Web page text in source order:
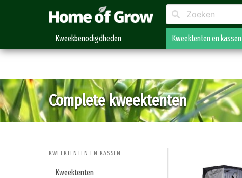
Kweekbenodigdheden Kweektenten en kassen
Complete kweektenten
KWEEKTENTEN EN KASSEN
Kweektenten